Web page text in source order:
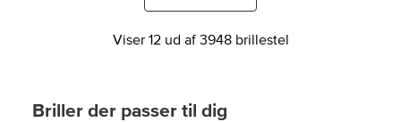
Viser 12 ud af 3948 brillestel
Briller der passer til dig